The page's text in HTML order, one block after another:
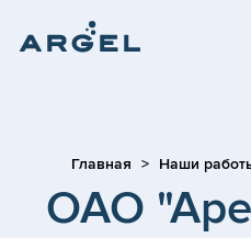
Главная Наши
ОАО